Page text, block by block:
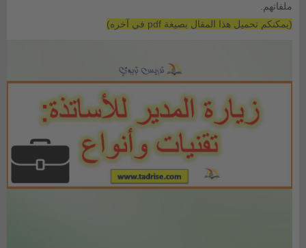
ملفاتهم.
(يمكنكم تحميل هذا المقال بصيغة pdf في آخره)